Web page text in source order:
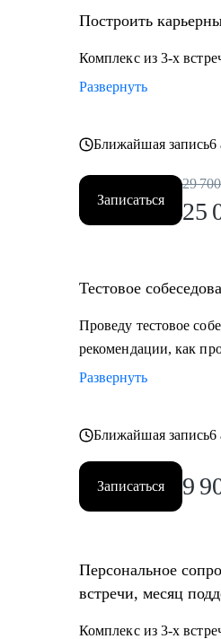
• Project-менеджерам и
Построить
Комплекс из 3-х
Развернуть
Ближайшая запись6
Записаться
29 700
25
Тестовое
Проведу тестовое
рекомендации, как
Развернуть
Ближайшая запись6
Записаться 9
Персональное
встречи, месяц
Комплекс из 3-х